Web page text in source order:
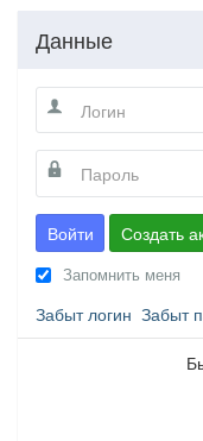
Данные
Войти Создать
Запомнить меня
Забыт логин Забыт